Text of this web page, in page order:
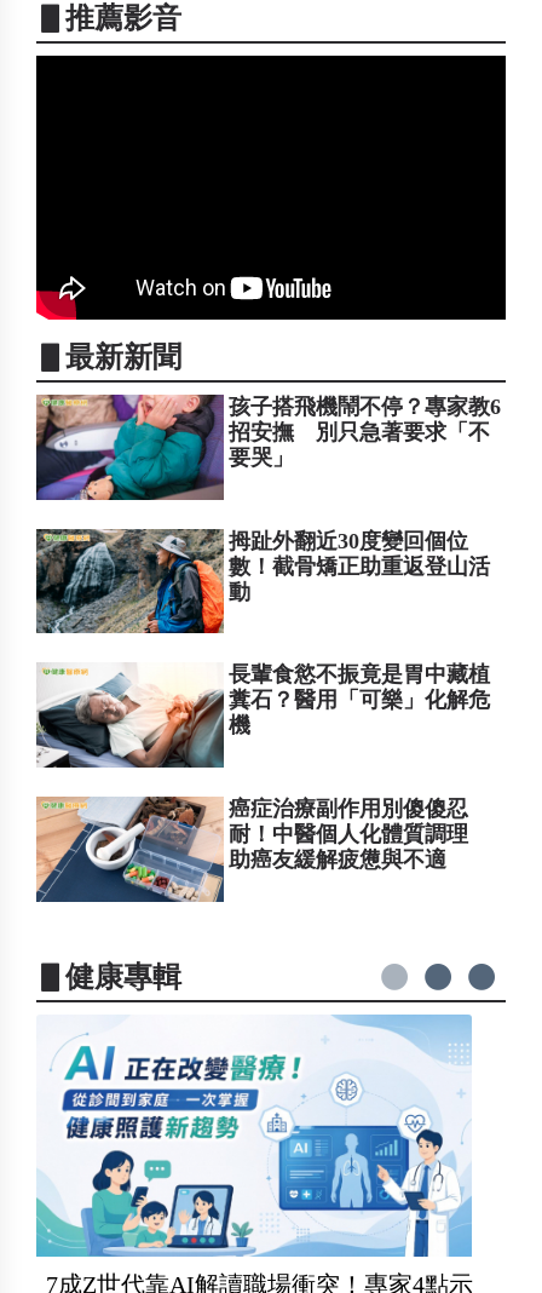
▋推薦影音
▋最新新聞
孩子搭飛機鬧不停？專家教6
招安撫 別只急著要求「不
要哭」
拇趾外翻近30度變回個位
數！截骨矯正助重返登山活
動
長輩食慾不振竟是胃中藏植
糞石？醫用「可樂」化解危
機
癌症治療副作用別傻傻忍
耐！中醫個人化體質調理
助癌友緩解疲憊與不適
▋健康專輯
7成Z世代靠AI解讀職場衝突！專家4點示